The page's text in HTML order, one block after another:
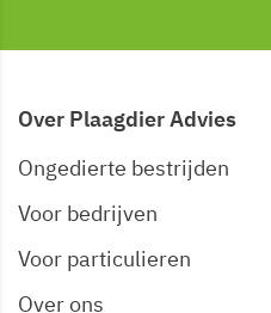
Over Plaagdier Advies
Ongedierte bestrijden
Voor bedrijven
Voor particulieren
Over ons